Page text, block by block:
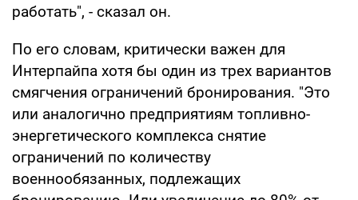
работать", - сказал он.
По его словам, критически важен для
Интерпайпа хотя бы один из трех вариантов
смягчения ограничений бронирования. "Это
или аналогично предприятиям топливно-
энергетического комплекса снятие
ограничений по количеству
военнообязанных, подлежащих